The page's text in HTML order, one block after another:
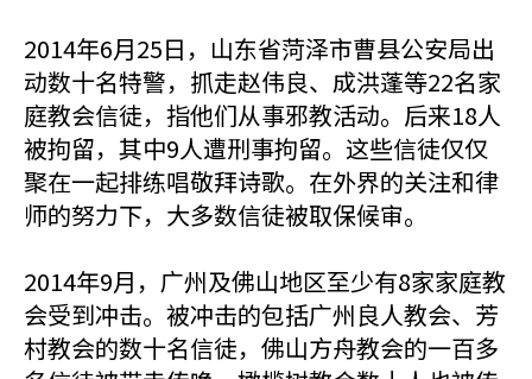
2014年6月25日，山东省菏泽市曹县公安局出
动数十名特警，抓走赵伟良、成洪蓬等22名家
庭教会信徒，指他们从事邪教活动。后来18人
被拘留，其中9人遭刑事拘留。这些信徒仅仅
聚在一起排练唱敬拜诗歌。在外界的关注和律
师的努力下，大多数信徒被取保候审。
2014年9月，广州及佛山地区至少有8家家庭教
会受到冲击。被冲击的包括广州良人教会、芳
村教会的数十名信徒，佛山方舟教会的一百多